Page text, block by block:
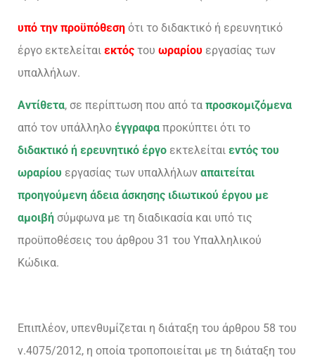
υπό την προϋπόθεση ότι το διδακτικό ή ερευνητικό
έργο εκτελείται εκτός του ωραρίου εργασίας των
υπαλλήλων.
Αντίθετα, σε περίπτωση που από τα προσκομιζόμενα
από τον υπάλληλο έγγραφα προκύπτει ότι το
διδακτικό ή ερευνητικό έργο εκτελείται εντός του
ωραρίου εργασίας των υπαλλήλων απαιτείται
προηγούμενη άδεια άσκησης ιδιωτικού έργου με
αμοιβή σύμφωνα με τη διαδικασία και υπό τις
προϋποθέσεις του άρθρου 31 του Υπαλληλικού
Κώδικα.
Επιπλέον, υπενθυμίζεται η διάταξη του άρθρου 58 του
ν.4075/2012, η οποία τροποποιείται με τη διάταξη του